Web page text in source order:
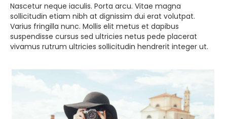
Nascetur neque iaculis. Porta arcu. Vitae magna
sollicitudin etiam nibh at dignissim dui erat volutpat.
Varius fringilla nunc. Mollis elit metus et dapibus
suspendisse cursus sed ultricies netus pede placerat
vivamus rutrum ultricies sollicitudin hendrerit integer ut.